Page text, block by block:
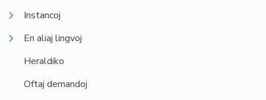
Instancoj
En aliaj lingvoj
Heraldiko
Oftaj demandoj